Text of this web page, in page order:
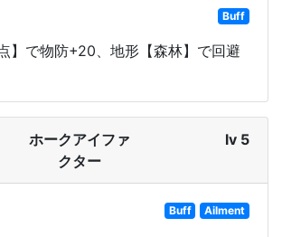
Buff
】で物防+20、地形【森林】で回避
ホークアイファ
クター
lv 5
Buff Ailment